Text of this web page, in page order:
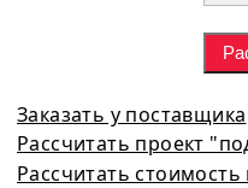
Заказать у поставщика
Рассчитать проект
Рассчитать